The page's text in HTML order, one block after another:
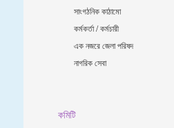
সাংগঠনিক কাঠামো
কর্মকর্তা / কর্মচারী
এক নজরে জেলা পরিষদ
নাগরিক সেবা
কমিটি